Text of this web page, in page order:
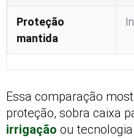
Proteção
mantida
Essa comparação
proteção, sobra caixa
irrigação ou